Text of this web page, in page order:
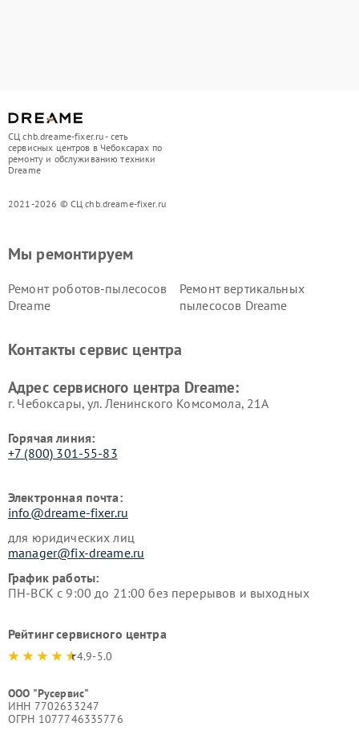
СЦ chb.dreame-fixer.ru - сеть
сервисных центров в Чебоксарах по
ремонту и обслуживанию техники
Dreame
2021-2026 © СЦ chb.dreame-fixer.ru
Мы ремонтируем
Ремонт роботов-пылесосов
Dreame
Ремонт вертикальных
пылесосов Dreame
Контакты сервис центра
Адрес сервисного центра Dreame:
г. Чебоксары, ул. Ленинского Комсомола, 21А
Горячая линия:
+7 (800) 301-55-83
Электронная почта:
info@dreame-fixer.ru
для юридических лиц
manager@fix-dreame.ru
График работы:
ПН-ВСК с 9:00 до 21:00 без перерывов и выходных
Рейтинг сервисного центра
4.9-5.0
ООО "Русервис"
ИНН 7702633247
ОГРН 1077746335776